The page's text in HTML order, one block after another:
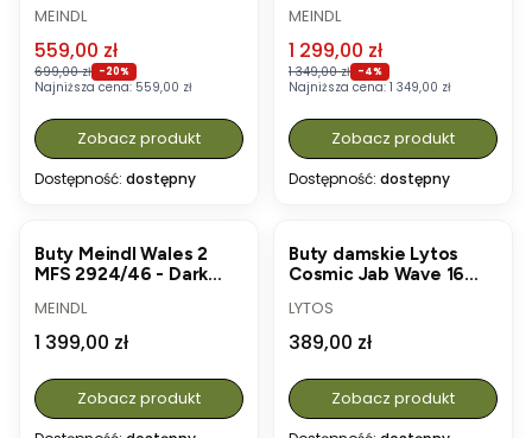
PRODUCENT
MEINDL
Cena promocyjna
559,00 zł
699,00 zł -20%
Najniższa cena: 559,00 zł
Zobacz produkt
Dostępność: dostępny
PRODUCENT
MEINDL
Cena promocyjna
1 299,00 zł
1 349,00 zł -4%
Najniższa cena: 1 349,00 zł
Zobacz produkt
Dostępność: dostępny
Buty Meindl Wales 2
MFS 2924/46 - Dark
PRODUCENT
MEINDL
Cena
1 399,00 zł
Zobacz produkt
Buty damskie Lytos
Cosmic Jab Wave 16
PRODUCENT
LYTOS
Cena
389,00 zł
Zobacz produkt